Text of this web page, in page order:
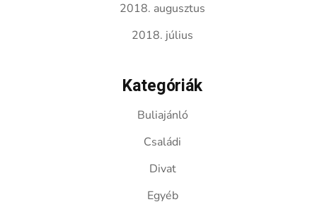
2018. augusztus
2018. július
Kategóriák
Buliajánló
Családi
Divat
Egyéb